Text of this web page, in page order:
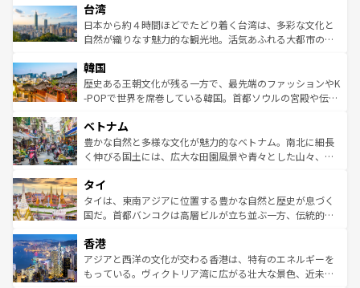
ならではの贅沢な旅のスタイルだ。 なお、新着のアメリカ
情報はコンテンツ一覧を参照してほしい。
れるおもてなしの心で訪れる人々を迎えてくれるハワイの
人々、おいしいローカルフードやハワイアンミュージッ
ク、伝統的なフラダンスなど、すべてがハワイの魅力を彩
ワイを、存分に味わってほしい。 なお、新着のハワイ情報
はコンテンツ一覧を参照してほしい。
リアリーフや大陸中央部にそびえるウルル（エアーズロッ
ク）、タスマニアの美しい原生林やケアンズの熱帯雨林な
ど、見どころがたくさん。また、カフェやワイン、オージ
いる。アクティビティも充実しており、サーフィンやダイ
ビング、ハイキングなど、アウトドア好きにはたまらな
い。オーストラリアの多彩な魅力を存分に味わいつくそ
参照してほしい。
台湾
日本から約４時間ほどでたどり着く台湾は、多彩な文化と
自然が織りなす魅力的な観光地。活気あふれる大都市の台
ン）、静ひつな山岳地帯である台湾東部など、都市の喧騒
と山間の静けさが共存しており、訪れる人に新しい発見と
驚きをもたらしてくれる。また、奥深い台湾の食文化も魅
容にもいいと評判のスイーツなど、バラエティ豊かな料理
が味わえる。 なお、新着の台湾情報は コンテンツ一覧を参
照してほしい。
韓国
歴史ある王朝文化が残る一方で、最先端のファッションやK
-POPで世界を席巻している韓国。首都ソウルの宮殿や伝統
き、地方に足を延ばせば四季折々の自然美を楽しむことが
できる。そして、キムチや焼肉、絶品のストリートフード
まで、さまざまな韓国料理が待っている。夜には、韓国な
リティに包まれながら、韓国の多彩な魅力を心ゆくまで味
わってみてほしい。 なお、新着の韓国情報はコンテンツ一
覧を参照してほしい。
ベトナム
豊かな自然と多様な文化が魅力的なベトナム。南北に細長
く伸びる国土には、広大な田園風景や青々とした山々、世
急速な発展と共に伝統が息づく。ハノイの古い町並みやホ
ーチミン市のフランス統治時代の建物も、独特の雰囲気を
醸し出している。また、バラエティの豊かさとおいしさで
とつ。フォーやバインミー、ベトナムコーヒーなどは、ぜ
ひ現地で味わいたい。どの地域を訪れてもあたたかい人々
が旅行者を迎えてくれるので、きっと忘れられない旅にな
タイ
タイは、東南アジアに位置する豊かな自然と歴史が息づく
国だ。首都バンコクは高層ビルが立ち並ぶ一方、伝統的な
の活気が交差している。北部ではチェンマイなどの山岳地
帯で自然と触れ合い、南部ではプーケットやクラビの美し
いビーチでリゾート気分を楽しむことができる。タイ料理
香港
アジアと西洋の文化が交わる香港は、特有のエネルギーを
もっている。ヴィクトリア湾に広がる壮大な景色、近未来